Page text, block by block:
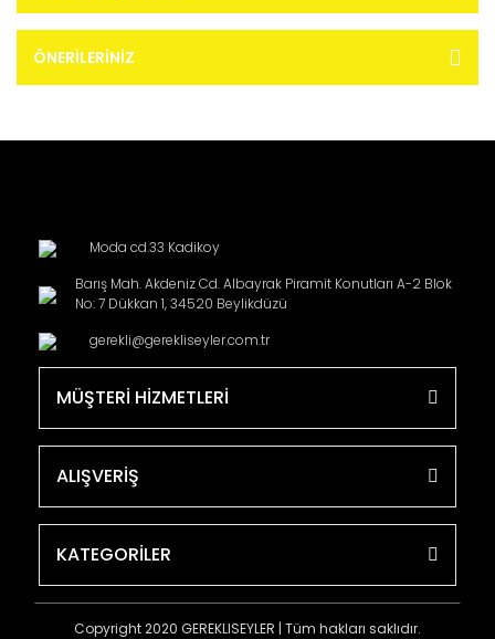
ÖNERILERINIZ
Moda cd.33 Kadikoy
Barış Mah. Akdeniz Cd. Albayrak Piramit Konutları A-2 Blok
No: 7 Dükkan 1, 34520 Beylikdüzü
gerekli@gerekliseyler.com.tr
MÜŞTERİ HİZMETLERİ
ALIŞVERİŞ
KATEGORİLER
Copyright 2020 GEREKLISEYLER | Tüm hakları saklıdır.